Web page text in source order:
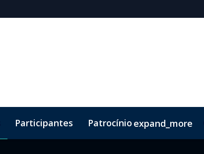
Participantes Patrocínio expand_more